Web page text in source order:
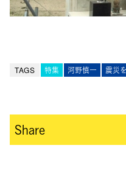
TAGS 特集 河野慎一 震災
Share